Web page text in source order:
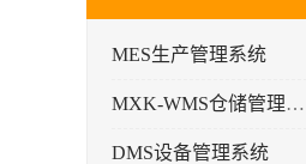
MES生产管理系统
MXK-WMS仓储管理系统
DMS设备管理系统